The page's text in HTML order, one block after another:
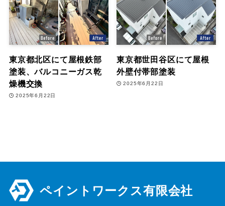
東京都北区にて屋根鉄部
塗装、バルコニーガス乾
燥機交換
2025年6月22日
東京都世田谷区にて屋根
外壁付帯部塗装
2025年6月22日
ペイントワークス有限会社